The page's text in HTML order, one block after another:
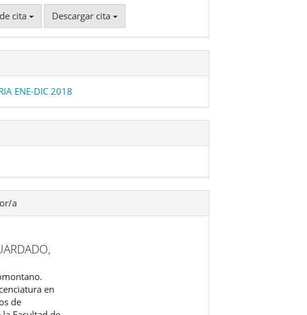
cita Descargar cita
ENE-DIC 2018
a
en
de